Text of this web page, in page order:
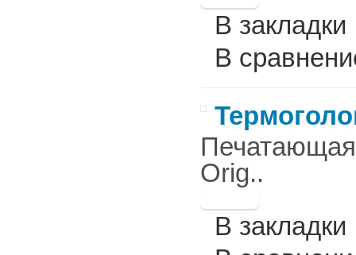
В закладки
В
Печатающая
Orig..
В закладки